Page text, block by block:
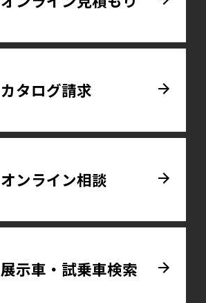
カタログ請求
オンライン相談
展示車・試乗車検索